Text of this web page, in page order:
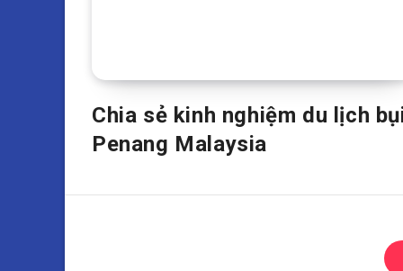
Chia sẻ kinh nghiệm du lịch
Penang Malaysia